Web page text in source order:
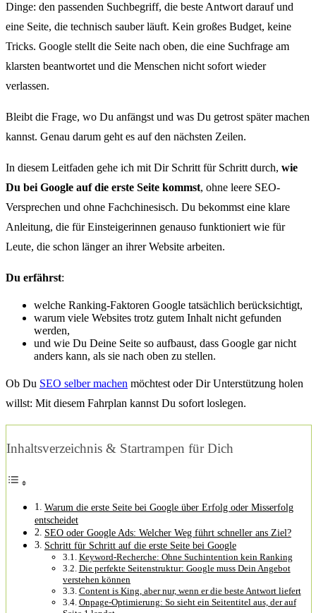
Dinge: den passenden Suchbegriff, die beste Antwort darauf und
eine Seite, die technisch sauber läuft. Kein großes Budget, keine
Tricks. Google stellt die Seite nach oben, die eine Suchfrage am
klarsten beantwortet und die Menschen nicht sofort wieder
verlassen.
Bleibt die Frage, wo Du anfängst und was Du getrost später machen
kannst. Genau darum geht es auf den nächsten Zeilen.
In diesem Leitfaden gehe ich mit Dir Schritt für Schritt durch, wie
Du bei Google auf die erste Seite kommst, ohne leere SEO-
Versprechen und ohne Fachchinesisch. Du bekommst eine klare
Anleitung, die für Einsteigerinnen genauso funktioniert wie für
Leute, die schon länger an ihrer Website arbeiten.
Du erfährst:
welche Ranking-Faktoren Google tatsächlich berücksichtigt,
warum viele Websites trotz gutem Inhalt nicht gefunden
werden,
und wie Du Deine Seite so aufbaust, dass Google gar nicht
anders kann, als sie nach oben zu stellen.
Ob Du SEO selber machen möchtest oder Dir Unterstützung holen
willst: Mit diesem Fahrplan kannst Du sofort loslegen.
Inhaltsverzeichnis & Startrampen für Dich
Warum die erste Seite bei Google über Erfolg oder Misserfolg
entscheidet
SEO oder Google Ads: Welcher Weg führt schneller ans Ziel?
Schritt für Schritt auf die erste Seite bei Google
Keyword-Recherche: Ohne Suchintention kein Ranking
Die perfekte Seitenstruktur: Google muss Dein Angebot
verstehen können
Content is King, aber nur, wenn er die beste Antwort liefert
Onpage-Optimierung: So sieht ein Seitentitel aus, der auf